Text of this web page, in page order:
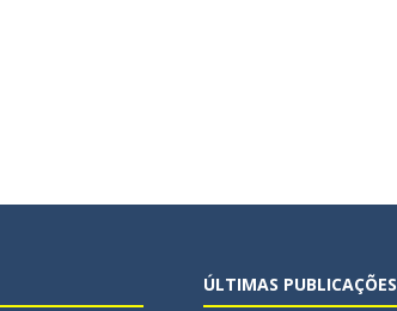
ÚLTIMAS PUBLICAÇÕES